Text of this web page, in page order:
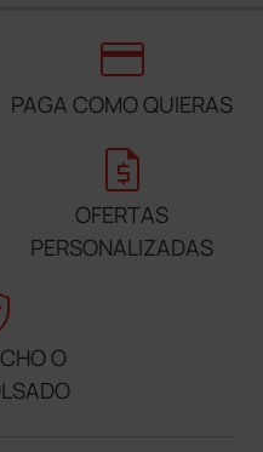
credit_card
PAGA COMO QUIERAS
request_quote
OFERTAS
PERSONALIZADAS
O